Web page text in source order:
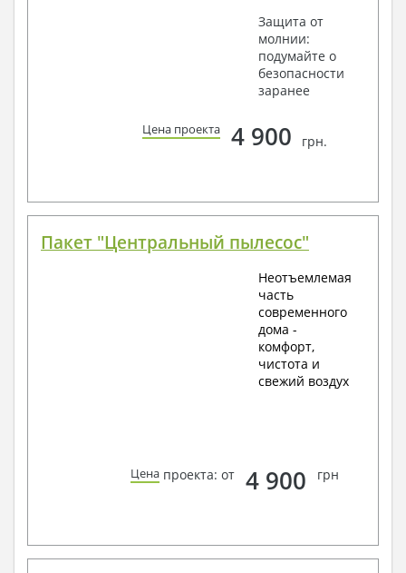
Защита от
молнии:
подумайте о
безопасности
заранее
Цена проекта 4 900 грн.
Пакет "Центральный пылесос"
Неотъемлемая
часть
современного
дома -
комфорт,
чистота и
свежий воздух
Цена проекта: от 4 900 грн